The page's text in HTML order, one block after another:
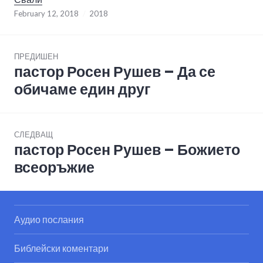
February 12, 2018 2018
navigation
ПРЕДИШЕН
Previous
post:
пастор Росен Рушев – Да се
обичаме един друг
СЛЕДВАЩ
Next
post:
пастор Росен Рушев – Божието
всеоръжие
Аудио послания
Библейски коментари